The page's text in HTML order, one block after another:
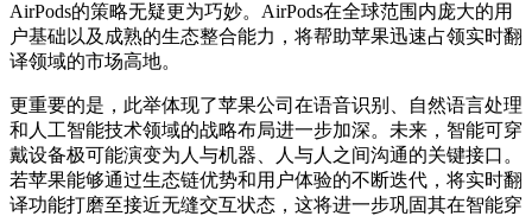
AirPods的策略无疑更为巧妙。AirPods在全球范围内庞大的用
户基础以及成熟的生态整合能力，将帮助苹果迅速占领实时翻
译领域的市场高地。
更重要的是，此举体现了苹果公司在语音识别、自然语言处理
和人工智能技术领域的战略布局进一步加深。未来，智能可穿
戴设备极可能演变为人与机器、人与人之间沟通的关键接口。
若苹果能够通过生态链优势和用户体验的不断迭代，将实时翻
译功能打磨至接近无缝交互状态，这将进一步巩固其在智能穿